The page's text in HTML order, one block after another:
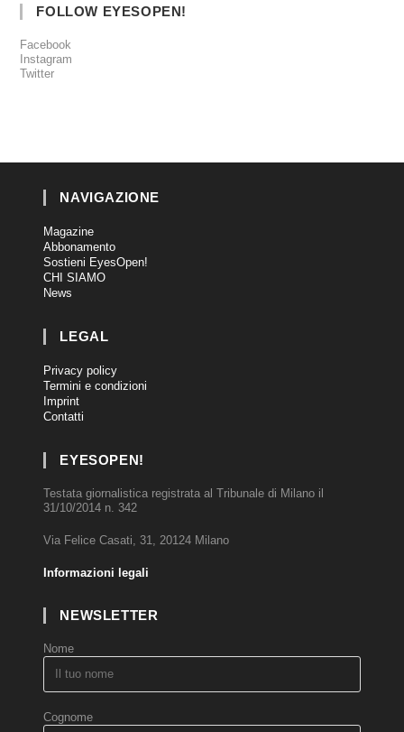
FOLLOW EYESOPEN!
Facebook
Instagram
Twitter
NAVIGAZIONE
Magazine
Abbonamento
Sostieni EyesOpen!
CHI SIAMO
News
LEGAL
Privacy policy
Termini e condizioni
Imprint
Contatti
EYESOPEN!
Testata giornalistica registrata al Tribunale di Milano il
31/10/2014 n. 342
Via Felice Casati, 31, 20124 Milano
Informazioni legali
NEWSLETTER
Nome
Cognome